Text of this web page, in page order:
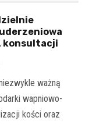
konsultacji
ważną
wapniowo-
kości oraz